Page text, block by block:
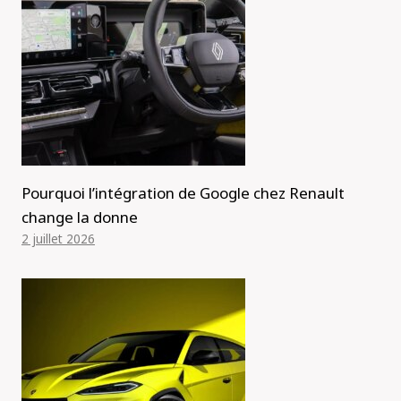
Pourquoi l’intégration de Google chez Renault
change la donne
2 juillet 2026